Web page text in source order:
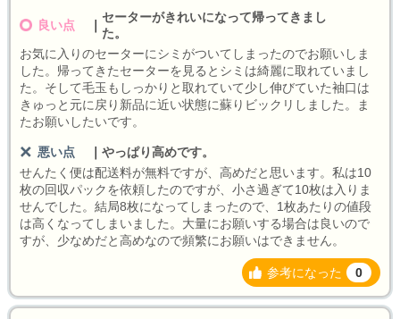
良い点
セーターがきれいになって帰ってきまし
た。
お気に入りのセーターにシミがついてしまったのでお願いしま
した。帰ってきたセーターを見るとシミは綺麗に取れていまし
た。そして毛玉もしっかりと取れていて少し伸びていた袖口は
きゅっと元に戻り新品に近い状態に蘇りビックリしました。ま
たお願いしたいです。
悪い点
やっぱり高めです。
せんたく便は配送料が無料ですが、高めだと思います。私は10
枚の回収パックを依頼したのですが、小さ過ぎて10枚は入りま
せんでした。結局8枚になってしまったので、1枚あたりの値段
は高くなってしまいました。大量にお願いする場合は良いので
すが、少なめだと高めなので頻繁にお願いはできません。
参考になった 0